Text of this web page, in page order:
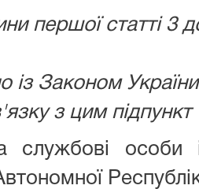
першої статті 3
із Законом
з цим
службові особи